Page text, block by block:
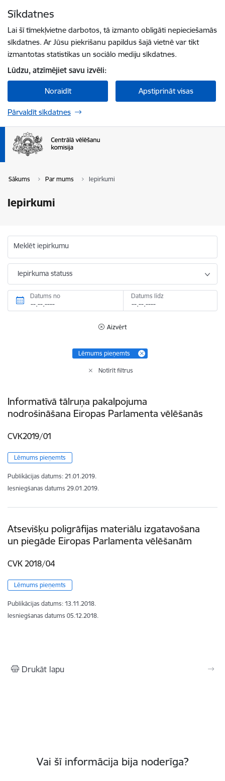
Sīkdatnes
Lai šī tīmekļvietne darbotos, tā izmanto obligāti nepieciešamās
sīkdatnes. Ar Jūsu piekrišanu papildus šajā vietnē var tikt
izmantotas statistikas un sociālo mediju sīkdatnes.
Lūdzu, atzīmējiet savu izvēli:
Noraidīt Apstiprināt visas
Pārvaldīt sīkdatnes
Sākums Par mums Iepirkumi
Iepirkumi
Meklēt iepirkumu
Iepirkuma statuss
Datums no Datums līdz
Aizvērt
Lēmums pieņemts
Notīrīt filtrus
Informatīvā tālruņa pakalpojuma
nodrošināšana Eiropas Parlamenta vēlēšanās
CVK2019/01
Lēmums pieņemts
Publikācijas datums: 21.01.2019.
Iesniegšanas datums 29.01.2019.
Atsevišķu poligrāfijas materiālu izgatavošana
un piegāde Eiropas Parlamenta vēlēšanām
CVK 2018/04
Lēmums pieņemts
Publikācijas datums: 13.11.2018.
Iesniegšanas datums 05.12.2018.
Drukāt lapu
Vai šī informācija bija noderīga?